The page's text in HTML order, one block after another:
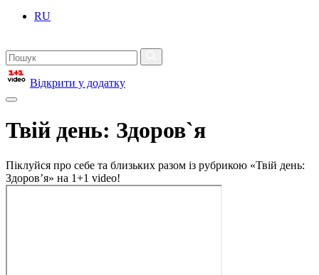
RU
Відкрити у додатку
Твій день: Здоров`я
Піклуйся про себе та близьких разом із рубрикою «Твій день:
Здоров’я» на 1+1 video!